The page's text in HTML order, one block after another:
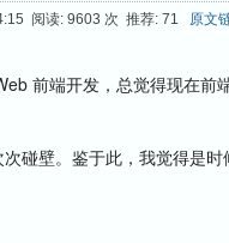
阅读: 9603 次 推荐: 71 原文
前端开发，总觉得现在前
壁。鉴于此，我觉得是时